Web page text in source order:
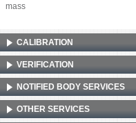
mass
CALIBRATION
VERIFICATION
NOTIFIED BODY SERVICES
OTHER SERVICES